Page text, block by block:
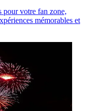
pour votre fan zone,
mémorables et